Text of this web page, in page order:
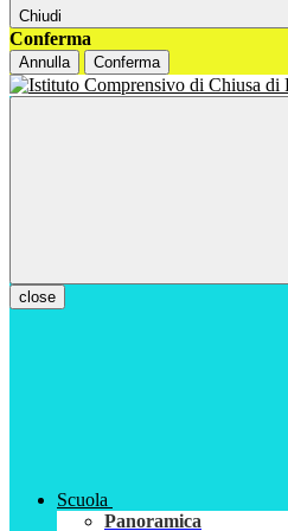
Chiudi
Conferma
Annulla Conferma
close
Scuola
Panoramica